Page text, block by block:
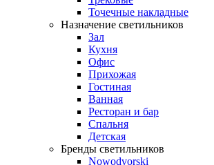
Точечные накладные
Назначение светильников
Зал
Кухня
Офис
Прихожая
Гостиная
Ванная
Ресторан и бар
Спальня
Детская
Бренды светильников
Nowodvorski